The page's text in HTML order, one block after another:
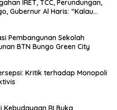
IRET, TCC, Perundungan,
Gubernur Al Haris: “Kalau
Pembangunan Sekolah
BTN Bungo Green City
Kritik terhadap Monopoli
Kebudayaan RI Buka